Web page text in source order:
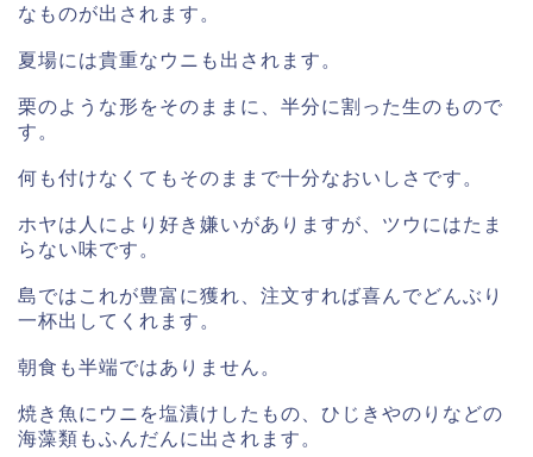
なものが出されます。
夏場には貴重なウニも出されます。
栗のような形をそのままに、半分に割った生のもので
す。
何も付けなくてもそのままで十分なおいしさです。
ホヤは人により好き嫌いがありますが、ツウにはたま
らない味です。
島ではこれが豊富に獲れ、注文すれば喜んでどんぶり
一杯出してくれます。
朝食も半端ではありません。
焼き魚にウニを塩漬けしたもの、ひじきやのりなどの
海藻類もふんだんに出されます。